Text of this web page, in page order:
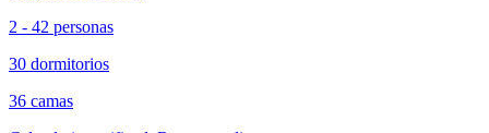
2 - 42 personas
30 dormitorios
36 camas